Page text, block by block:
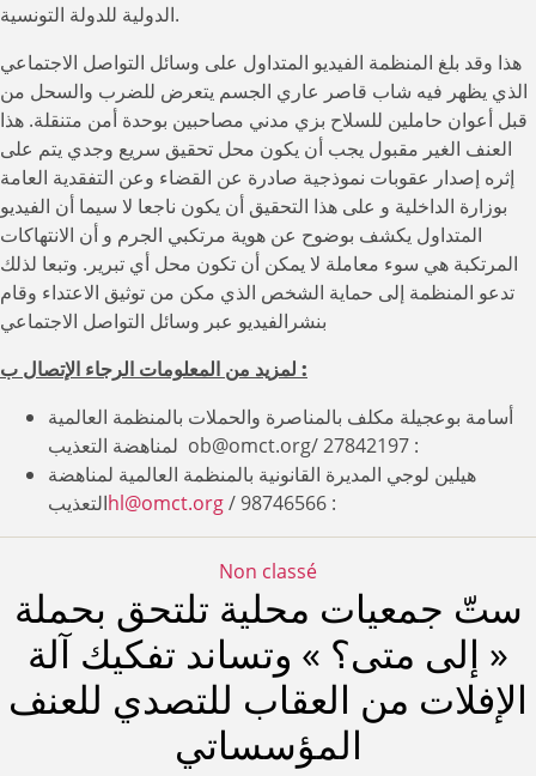
الدولية للدولة التونسية.
هذا وقد بلغ المنظمة الفيديو المتداول على وسائل التواصل الاجتماعي
الذي يظهر فيه شاب قاصر عاري الجسم يتعرض للضرب والسحل من
قبل أعوان حاملين للسلاح بزي مدني مصاحبين بوحدة أمن متنقلة. هذا
العنف الغير مقبول يجب أن يكون محل تحقيق سريع وجدي يتم على
إثره إصدار عقوبات نموذجية صادرة عن القضاء وعن التفقدية العامة
بوزارة الداخلية و على هذا التحقيق أن يكون ناجعا لا سيما أن الفيديو
المتداول يكشف بوضوح عن هوية مرتكبي الجرم و أن الانتهاكات
المرتكبة هي سوء معاملة لا يمكن أن تكون محل أي تبرير. وتبعا لذلك
تدعو المنظمة إلى حماية الشخص الذي مكن من توثيق الاعتداء وقام
لمزيد من المعلومات الرجاء الإتصال ب :
أسامة بوعجيلة مكلف بالمناصرة والحملات بالمنظمة العالمية
لمناهضة التعذيب ob@omct.org/ 27842197 :
هيلين لوجي المديرة القانونية بالمنظمة العالمية لمناهضة
التعذيبhl@omct.org/ 98746566 :
Catégories
Non classé
ستّ جمعيات محلية تلتحق بحملة
« إلى متى؟ » وتساند تفكيك آلة
الإفلات من العقاب للتصدي للعنف
المؤسساتي